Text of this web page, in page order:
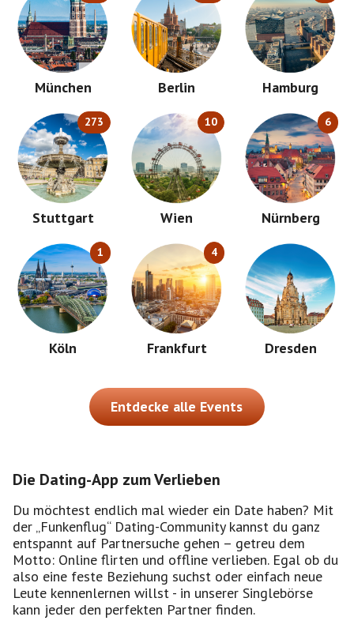
München Berlin Hamburg
Stuttgart
273
Wien
10
Nürnberg
6
Köln
1
Frankfurt
4
Dresden
Entdecke alle Events
Die Dating-App zum Verlieben
Du möchtest endlich mal wieder ein Date haben? Mit
der „Funkenflug“ Dating-Community kannst du ganz
entspannt auf Partnersuche gehen – getreu dem
Motto: Online flirten und offline verlieben. Egal ob du
also eine feste Beziehung suchst oder einfach neue
Leute kennenlernen willst - in unserer Singlebörse
kann jeder den perfekten Partner finden.